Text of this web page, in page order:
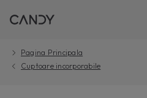
Pagina Principala
Cuptoare incorporabile